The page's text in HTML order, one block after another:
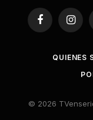
Facebook
QUIENES
© 2026